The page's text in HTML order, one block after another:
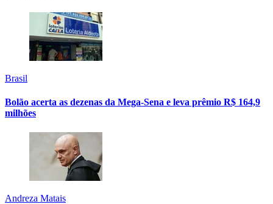
Brasil
Bolão acerta as dezenas da Mega-Sena e leva prêmio R$ 164,9
milhões
Andreza Matais